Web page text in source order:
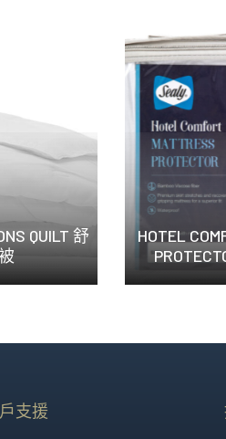
QUILT 舒
HOTEL
支援